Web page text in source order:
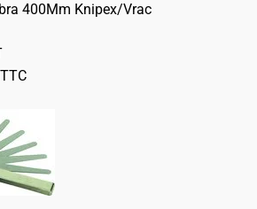
400Mm Knipex/Vrac
TTC